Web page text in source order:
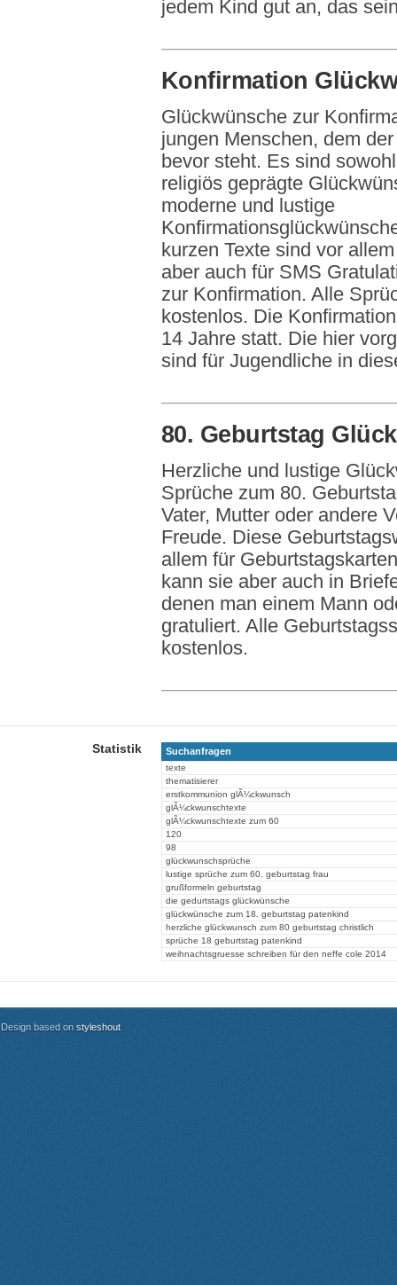
jedem Kind gut an, das
Konfirmation
Glückwünsche zur
jungen Menschen, dem
bevor steht. Es sind
religiös geprägte
moderne und lustige
kurzen Texte sind vor
aber auch für SMS
zur Konfirmation. Alle
kostenlos. Die
14 Jahre statt. Die hier
sind für Jugendliche in
80. Geburtstag
Herzliche und lustige
Sprüche zum 80.
Vater, Mutter oder andere
Freude. Diese
allem für
kann sie aber auch in
denen man einem Mann
gratuliert. Alle
kostenlos.
Statistik Suchanfragen
texte
thematisierer
erstkommunion glÃ¼ckwunsch
glÃ¼ckwunschtexte
glÃ¼ckwunschtexte zum 60
120
98
glückwunschsprüche
lustige sprüche zum 60. geburtstag frau
grußformeln geburtstag
die gedurtstags glückwünsche
glückwünsche zum 18. geburtstag patenkind
herzliche glückwunsch zum 80 geburtstag christlich
sprüche 18 geburtstag patenkind
weihnachtsgruesse schreiben für den neffe cole 2014
Design based on styleshout